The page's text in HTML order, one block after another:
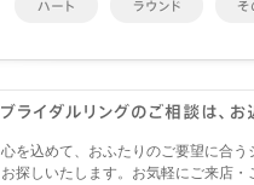
心を込めて、おふたりのご要望に合う
お探しいたします。お気軽にご来店・